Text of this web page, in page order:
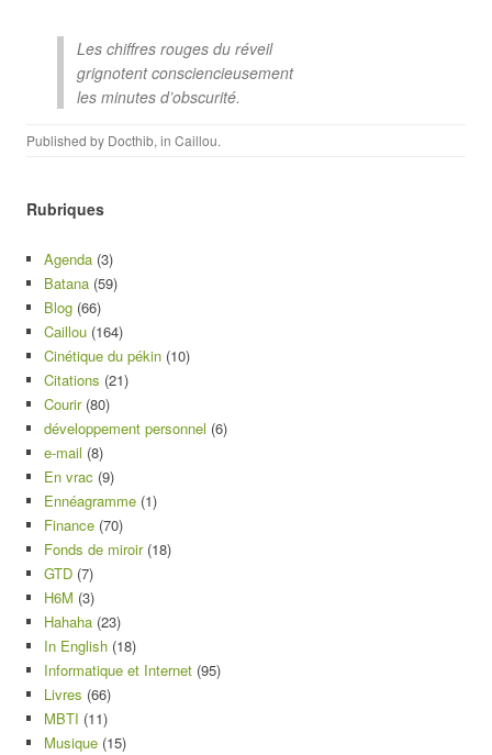
Les chiffres rouges du réveil
grignotent consciencieusement
les minutes d’obscurité.
Published by Docthib, in Caillou.
Rubriques
Agenda (3)
Batana (59)
Blog (66)
Caillou (164)
Cinétique du pékin (10)
Citations (21)
Courir(80)
développement personnel (6)
e-mail (8)
En vrac (9)
Ennéagramme (1)
Finance (70)
Fonds de miroir(18)
GTD (7)
H6M (3)
Hahaha (23)
In English (18)
Informatique et Internet (95)
Livres (66)
MBTI (11)
Musique (15)